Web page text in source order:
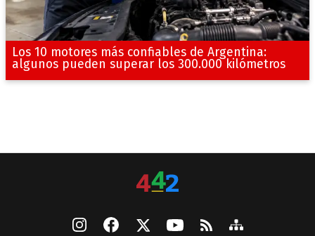
Los 10 motores más confiables de Argentina:
algunos pueden superar los 300.000 kilómetros